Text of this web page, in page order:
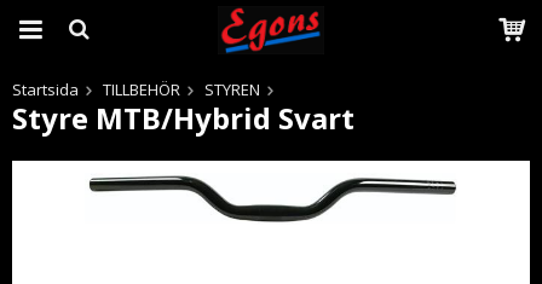
Produkten har blivit tillagd i varukorgen
Startsida TILLBEHÖR STYREN
Styre MTB/Hybrid Svart